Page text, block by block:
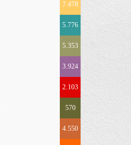
7.478
5.776
5.353
3.924
2.103
570
4.550